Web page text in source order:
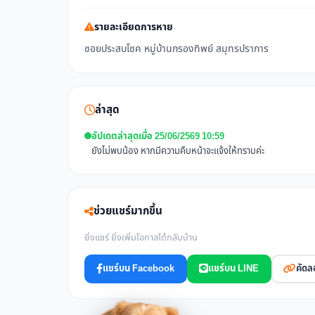
รายละเอียดการหาย
ซอยประสบโชค หมู่บ้านกรองทิพย์ สมุทรปราการ
ล่าสุด
อัปเดตล่าสุดเมื่อ 25/06/2569 10:59
ยังไม่พบน้อง หากมีความคืบหน้าจะแจ้งให้ทราบค่ะ
ช่วยแชร์มากขึ้น
ยิ่งแชร์ ยิ่งเพิ่มโอกาสได้กลับบ้าน
แชร์บน Facebook แชร์บน LINE คัด